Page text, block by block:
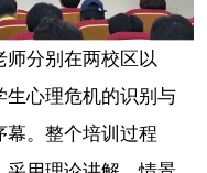
师分别在两校区以
生心理危机的识别与
幕。整个培训过程